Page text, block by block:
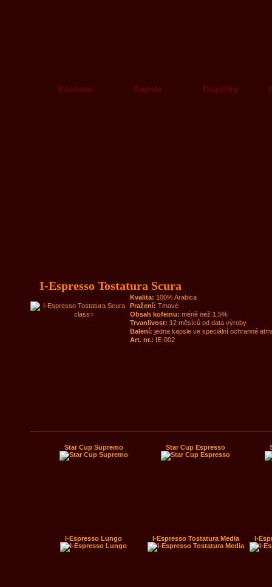
Kávovar Kapsle Doplňky
I-Espresso Tostatura Scura
Kvalita: 100% Arabica
Pražení: Tmavé
Obsah kofeinu: méně než 1,5%
Trvanlivost: 12 měsíců od data výroby
Balení: jedna kapsle ve speciální ochranné
Art. nr.: IE-002
Star Cup Supremo Star Cup Espresso
I-Espresso Lungo I-Espresso Tostatura Media I-